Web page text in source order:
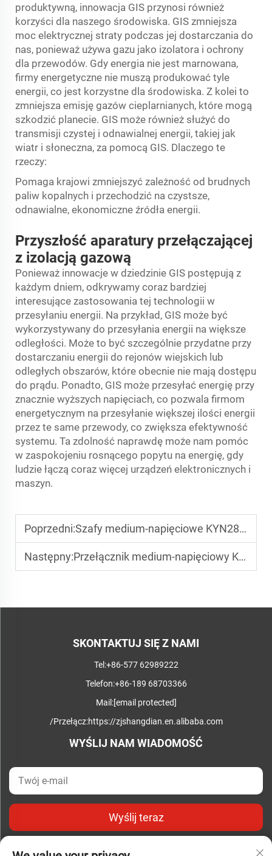
produktywną, innowacja GIS przynosi również
korzyści dla naszego środowiska. GIS zmniejsza
moc elektrycznej straty podczas jej dostarczania do
nas, ponieważ używa gazu jako izolatora i ochrony
dla przewodów. Gdy energia nie jest marnowana,
firmy energetyczne nie muszą produkować tyle
energii, co jest korzystne dla środowiska. Z kolei to
zmniejsza emisję gazów cieplarnianych, które mogą
szkodzić planecie. GIS może również służyć do
transmisji czystej i odnawialnej energii, takiej jak
wiatr i słoneczna, za pomocą GIS. Dlaczego te
rzeczy:
Pomaga krajowi zmniejszyć zależność od brudnych
paliw kopalnych i przechodzić na czystsze,
odnawialne, ekonomiczne źródła energii.
Przyszłość aparatury przełączającej
z izolacją gazową
Ponieważ innowacje w dziedzinie GIS postępują z
każdym dniem, odkrywamy coraz bardziej
interesujące zastosowania tej technologii w
przesyłaniu energii. Na przykład, GIS może być
wykorzystywany do przesyłania energii na większe
odległości. Może to być szczególnie przydatne przy
dostarczaniu energii do rejonów wiejskich lub
odległych obszarów, które obecnie nie mają dostępu
do prądu. Ponadto, GIS może przesyłać energię przy
znacznie wyższych napięciach, co pozwala firmom
energetycznym na przesyłanie większej ilości energii
przez te same przewody, co zwiększa efektywność
systemu. Ta zdolność naprawdę może nam pomóc
w zaspokojeniu rosnącego popytu na energię, gdy
ludzie łączą coraz więcej urządzeń elektronicznych i
maszyn.
Poprzedni:Szafy medium-napięciowe KYN28, idealne połączenie technologii i bezpieczeństwa
Następny:Przełącznik medium-napięciowy KYN28 zapewnia wydajność i bezpieczeństwo w systemach elektroenergetycznych
SKONTAKTUJ SIĘ Z NAMI
Tel:+86-577 62989222
Telefon:+86-189 68703366
Mail:[email protected]
/Przełącz:https://zjshangdian.en.alibaba.com
WYŚLIJ NAM WIADOMOŚĆ
Wyślij teraz